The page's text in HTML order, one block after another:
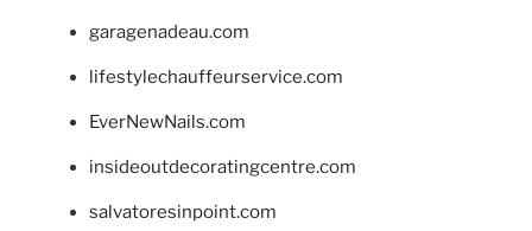
garagenadeau.com
lifestylechauffeurservice.com
EverNewNails.com
insideoutdecoratingcentre.com
salvatoresinpoint.com